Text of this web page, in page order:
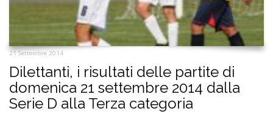
21 Settembre 2014
Dilettanti, i risultati delle partite di
domenica 21 settembre 2014 dalla
Serie D alla Terza categoria